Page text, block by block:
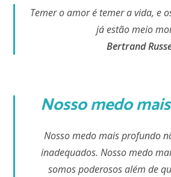
Temer o amor é temer a vida, e
já estão meio
Bertrand
Nosso medo
Nossomedo mais profundo
inadequados. Nosso medo
somos poderosos além de